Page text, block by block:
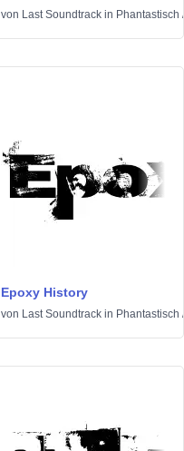
von Last Soundtrack in Phantastisch
Epoxy History
von Last Soundtrack in Phantastisch